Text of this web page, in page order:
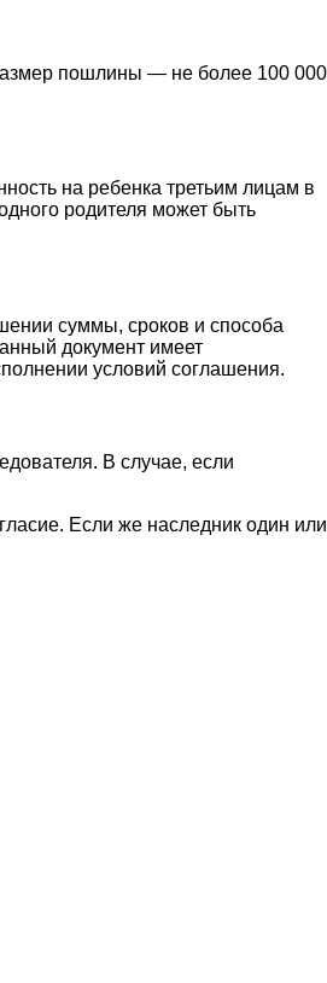
пошлины — не более 100 000
на ребенка третьим лицам в
родителя может быть
суммы, сроков и способа
документ имеет
условий соглашения.
В случае, если
Если же наследник один или